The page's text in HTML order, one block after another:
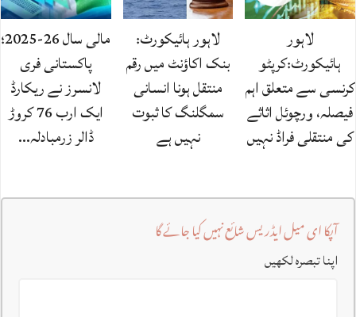
لاہور
ہائیکورٹ:کرپٹو
کرنسی سے متعلق اہم
فیصلہ، ورچوئل اثاثے
کی منتقلی فراڈ نہیں‌
لاہور ہائیکورٹ:
بنک اکاؤنٹ میں رقم
منتقل ہونا انسانی
سمگلنگ کا ثبوت
نہیں ہے
مالی سال 26-2025؛
پاکستانی فری
لانسرز نے ریکارڈ
ایک ارب 76 کروڑ
ڈالر زرمبادلہ…
آپکا ای میل ایڈریس شائع نہیں کیا جائے گا
اپنا تبصرہ لکھیں